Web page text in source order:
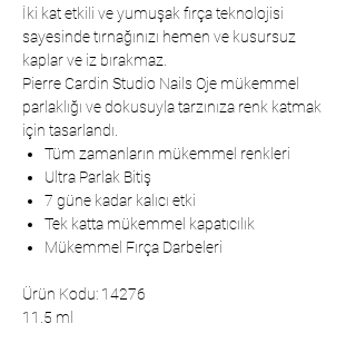
İki kat etkili ve yumuşak fırça teknolojisi
sayesinde tırnağınızı hemen ve kusursuz
kaplar ve iz bırakmaz.
Pierre Cardin Studio Nails Oje mükemmel
parlaklığı ve dokusuyla tarzınıza renk katmak
için tasarlandı.
Tüm zamanların mükemmel renkleri
Ultra Parlak Bitiş
7 güne kadar kalıcı etki
Tek katta mükemmel kapatıcılık
Mükemmel Fırça Darbeleri
Ürün Kodu: 14276
11.5 ml